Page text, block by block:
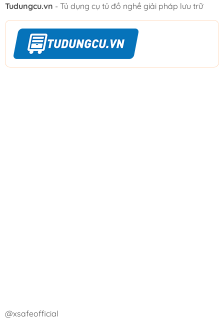
Tudungcu.vn - Tủ dụng cụ tủ đồ nghề giải pháp lưu trữ
@xsafeofficial